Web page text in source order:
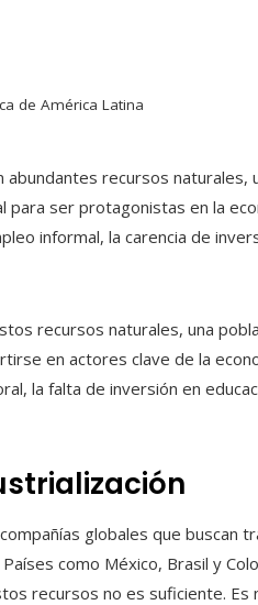
de América Latina
recursos naturales,
ser protagonistas en la
informal, la carencia de
recursos naturales, una
en actores clave de la
la falta de inversión en
globales que buscan
como México, Brasil y
recursos no es suficiente. Es